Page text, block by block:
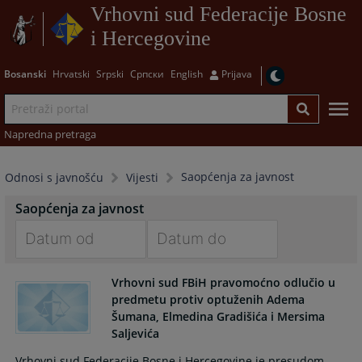
Vrhovni sud Federacije Bosne
i Hercegovine
Bosanski Hrvatski Srpski Српски English Prijava
Napredna pretraga
Odnosi s javnošću Vijesti Saopćenja za javnost
Saopćenja za javnost
forward
interact
with
the
forward
to
interact
with
the
Vrhovni sud FBiH pravomoćno odlučio u
predmetu protiv optuženih Adema
Šumana, Elmedina Gradišića i Mersima
Saljevića